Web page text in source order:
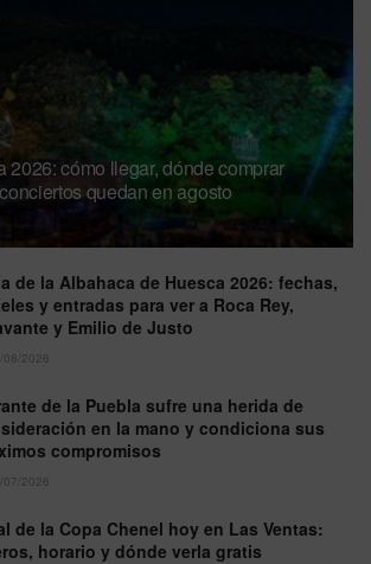
2026: cómo llegar, dónde comprar
quedan en agosto
de la Albahaca de Huesca 2026: fechas,
y entradas para ver a Roca Rey,
y Emilio de Justo
2026
de la Puebla sufre una herida de
en la mano y condiciona sus
compromisos
2026
de la Copa Chenel hoy en Las Ventas:
horario y dónde verla gratis